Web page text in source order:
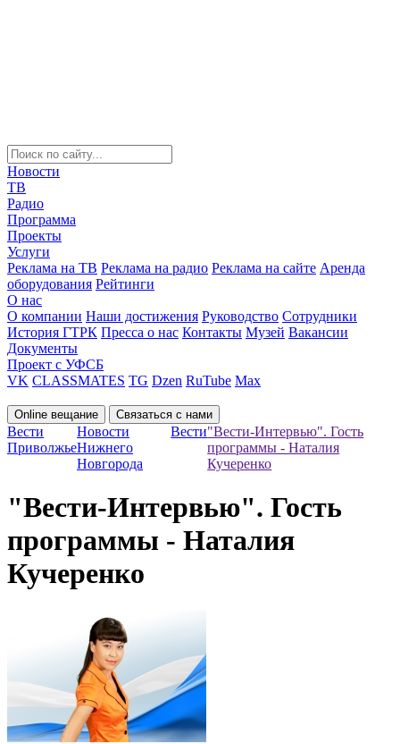
Новости
ТВ
Радио
Программа
Проекты
Услуги
Реклама на ТВ Реклама на радио Реклама на сайте Аренда
оборудования Рейтинги
О нас
О компании Наши достижения Руководство Сотрудники
История ГТРК Пресса о нас Контакты Музей Вакансии
Документы
Проект с УФСБ
VK CLASSMATES TG Dzen RuTube Max
Online вещание Связаться с нами
Вести
Приволжье
Новости
Нижнего
Новгорода
Вести"Вести-Интервью". Гость
программы - Наталия
Кучеренко
"Вести-Интервью". Гость
программы - Наталия
Кучеренко